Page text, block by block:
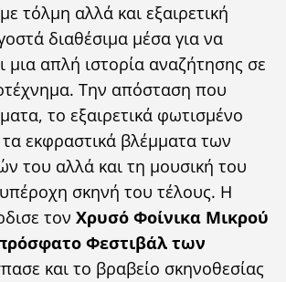
τόλμη αλλά και εξαιρετική
διαθέσιμα μέσα για να
μια απλή ιστορία αναζήτησης σε
Την απόσταση που
το εξαιρετικά φωτισμένο
εκφραστικά βλέμματα των
του αλλά και τη μουσική του
σκηνή του τέλους. Η
τον Χρυσό Φοίνικα Μικρού
Φεστιβάλ των
και το βραβείο σκηνοθεσίας